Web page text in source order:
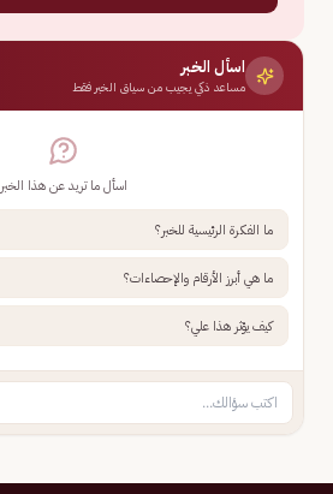
اسأل الخبر
مساعد ذكي يجيب من سياق الخبر فقط
اسأل ما تريد عن هذا الخبر
ما الفكرة الرئيسية للخبر؟
ما هي أبرز الأرقام والإحصاءات؟
كيف يؤثر هذا علي؟